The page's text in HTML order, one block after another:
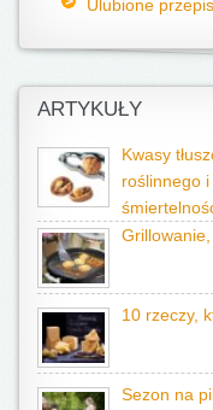
Ulubione
ARTYKUŁY
Kwasy
roślinnego
10 rzeczy,
Sezon na